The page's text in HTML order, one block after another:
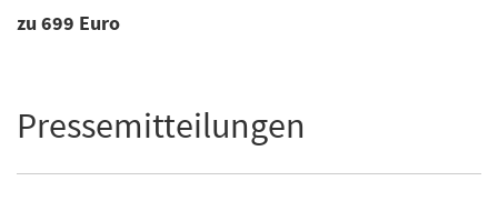
zu 699 Euro
Pressemitteilungen